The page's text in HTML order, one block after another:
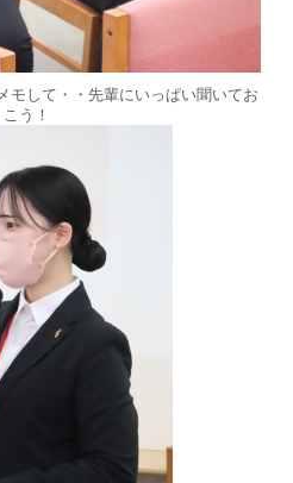
モして・・先輩にいっぱい聞いてお
こう！